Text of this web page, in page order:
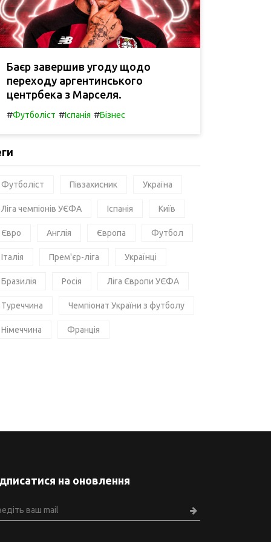
Баєр завершив угоду щодо
переходу аргентинського
центрбека з Марселя.
#Футболіст #Іспанія #Бізнес
Футболіст Півзахисник Україна
Ліга чемпіонів УЄФА Іспанія Київ
Євро Англія Європа Футбол
Італія Прем'єр-ліга Українці
Бразилія Росія Ліга Європи УЄФА
Туреччина Чемпіонат України з футболу
Німеччина Франція
на оновлення